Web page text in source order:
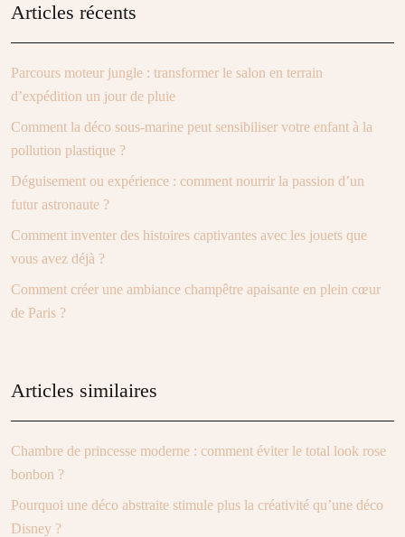
Articles récents
Parcours moteur jungle : transformer le salon en terrain
d’expédition un jour de pluie
Comment la déco sous-marine peut sensibiliser votre enfant à la
pollution plastique ?
Déguisement ou expérience : comment nourrir la passion d’un
futur astronaute ?
Comment inventer des histoires captivantes avec les jouets que
vous avez déjà ?
Comment créer une ambiance champêtre apaisante en plein cœur
de Paris ?
Articles similaires
Chambre de princesse moderne : comment éviter le total look rose
bonbon ?
Pourquoi une déco abstraite stimule plus la créativité qu’une déco
Disney ?